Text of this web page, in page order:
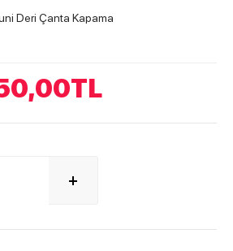
Deri Çanta Kapama
TL